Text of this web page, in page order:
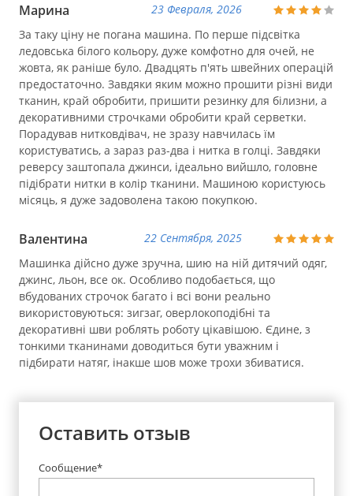
Марина
23 Февраля, 2026
За таку ціну не погана машина. По перше підсвітка
ледовська білого кольору, дуже комфотно для очей, не
жовта, як раніше було. Двадцять п'ять швейних операцій
предостаточно. Завдяки яким можно прошити різні види
тканин, край обробити, пришити резинку для білизни, а
декоративними строчками обробити край серветки.
Порадував нитковдівач, не зразу навчилась їм
користуватись, а зараз раз-два і нитка в голці. Завдяки
реверсу заштопала джинси, ідеально вийшло, головне
підібрати нитки в колір тканини. Машиною користуюсь
місяць, я дуже задоволена такою покупкою.
Валентина
22 Сентября, 2025
Машинка дійсно дуже зручна, шию на ній дитячий одяг,
джинс, льон, все ок. Особливо подобається, що
вбудованих строчок багато і всі вони реально
використовуються: зигзаг, оверлокоподібні та
декоративні шви роблять роботу цікавішою. Єдине, з
тонкими тканинами доводиться бути уважним і
підбирати натяг, інакше шов може трохи збиватися.
Оставить отзыв
Сообщение*